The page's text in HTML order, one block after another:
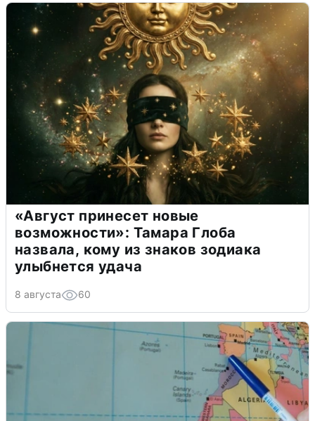
«Август принесет новые
возможности»: Тамара Глоба
назвала, кому из знаков зодиака
улыбнется удача
8 августа 60